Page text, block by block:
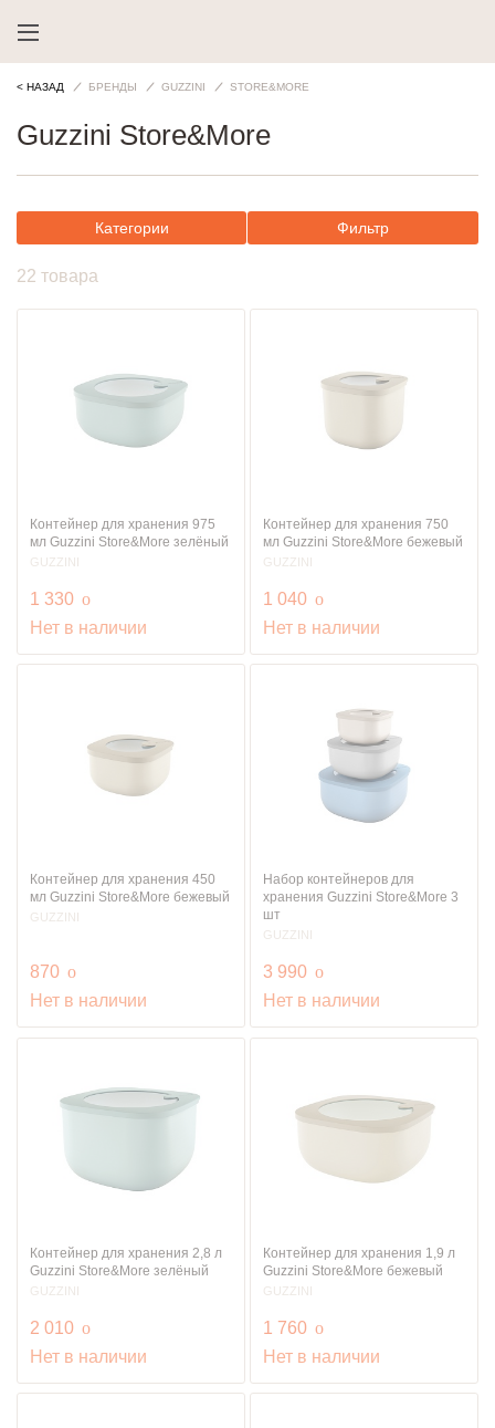
< НАЗАД БРЕНДЫ GUZZINI STORE&MORE
Guzzini Store&More
Категории Фильтр
22 товара
Контейнер для хранения 975
мл Guzzini Store&More зелёный
GUZZINI
1 330 руб.
o
Нет в наличии
Контейнер для хранения 750
мл Guzzini Store&More бежевый
GUZZINI
1 040 руб.
o
Нет в наличии
Контейнер для хранения 450
мл Guzzini Store&More бежевый
GUZZINI
870 руб.
o
Нет в наличии
Набор контейнеров для
хранения Guzzini Store&More 3
шт
GUZZINI
3 990 руб.
o
Нет в наличии
Контейнер для хранения 2,8 л
Guzzini Store&More зелёный
GUZZINI
2 010 руб.
o
Нет в наличии
Контейнер для хранения 1,9 л
Guzzini Store&More бежевый
GUZZINI
1 760 руб.
o
Нет в наличии